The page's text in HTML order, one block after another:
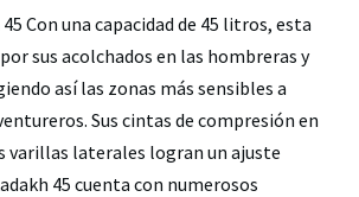
Con una capacidad de 45 litros, esta
sus acolchados en las hombreras y
así las zonas más sensibles a
Sus cintas de compresión en
varillas laterales logran un ajuste
45 cuenta con numerosos